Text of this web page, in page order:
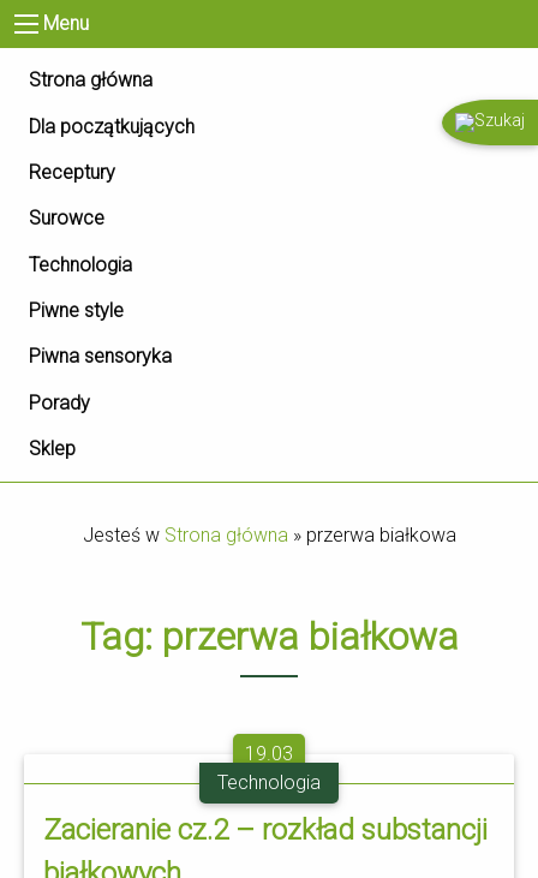
Menu
Strona główna
Dla początkujących
Receptury
Surowce
Technologia
Piwne style
Piwna sensoryka
Porady
Sklep
Jesteś w Strona główna» przerwa białkowa
Tag: przerwa białkowa
19.03
Technologia
Zacieranie cz.2 – rozkład substancji